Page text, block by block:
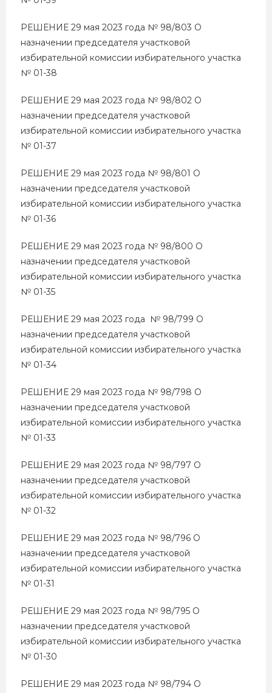
РЕШЕНИЕ 29 мая 2023 года № 98/803 О
назначении председателя участковой
избирательной комиссии избирательного участка
№ 01-38
РЕШЕНИЕ 29 мая 2023 года № 98/802 О
назначении председателя участковой
избирательной комиссии избирательного участка
№ 01-37
РЕШЕНИЕ 29 мая 2023 года № 98/801 О
назначении председателя участковой
избирательной комиссии избирательного участка
№ 01-36
РЕШЕНИЕ 29 мая 2023 года № 98/800 О
назначении председателя участковой
избирательной комиссии избирательного участка
№ 01-35
РЕШЕНИЕ 29 мая 2023 года № 98/799 О
назначении председателя участковой
избирательной комиссии избирательного участка
№ 01-34
РЕШЕНИЕ 29 мая 2023 года № 98/798 О
назначении председателя участковой
избирательной комиссии избирательного участка
№ 01-33
РЕШЕНИЕ 29 мая 2023 года № 98/797 О
назначении председателя участковой
избирательной комиссии избирательного участка
№ 01-32
РЕШЕНИЕ 29 мая 2023 года № 98/796 О
назначении председателя участковой
избирательной комиссии избирательного участка
№ 01-31
РЕШЕНИЕ 29 мая 2023 года № 98/795 О
назначении председателя участковой
избирательной комиссии избирательного участка
№ 01-30
РЕШЕНИЕ 29 мая 2023 года № 98/794 О